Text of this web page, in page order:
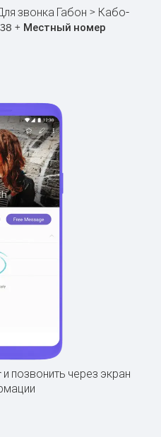
звонка Габон > Кабо-
+ Местный номер
позвонить через экран